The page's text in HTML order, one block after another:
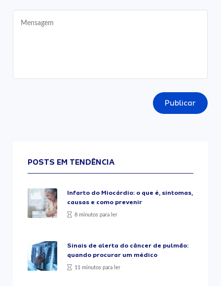
Publicar
POSTS EM TENDÊNCIA
Infarto do Miocárdio: o que é, sintomas,
causas e como prevenir
8 minutos para ler
Sinais de alerta do câncer de pulmão:
quando procurar um médico
11 minutos para ler